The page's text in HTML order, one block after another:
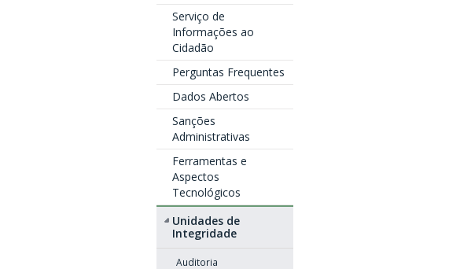
Serviço de
Informações ao
Cidadão
Perguntas Frequentes
Dados Abertos
Sanções
Administrativas
Ferramentas e
Aspectos
Tecnológicos
Unidades de
Integridade
Auditoria